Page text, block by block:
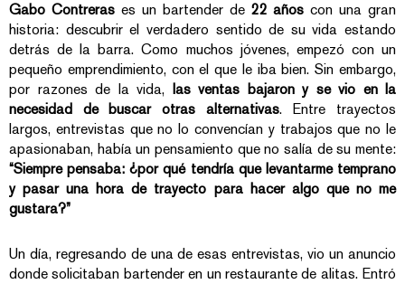
Gabo Contrerases un bartender de 22 años con una gran
historia: descubrir el verdadero sentido de su vida estando
detrás de la barra. Como muchos jóvenes, empezó con un
pequeño emprendimiento, con el que le iba bien. Sin embargo,
por razones de la vida, las ventas bajaron y se vio en la
necesidad de buscar otras alternativas. Entre trayectos
largos, entrevistas que no lo convencían y trabajos que no le
apasionaban, había un pensamiento que no salía de su mente:
“Siempre pensaba: ¿por qué tendría que levantarme temprano
y pasar una hora de trayecto para hacer algo que no me
gustara?”
Un día, regresando de una de esas entrevistas, vio un anuncio
donde solicitaban bartender en un restaurante de alitas. Entró